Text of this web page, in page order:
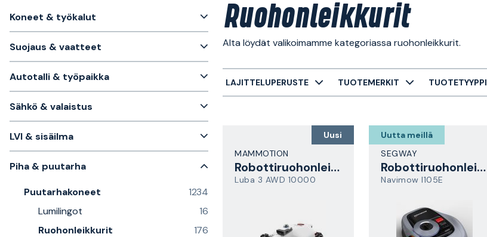
Koneet & työkalut
Suojaus & vaatteet
Autotalli & työpaikka
Sähkö & valaistus
LVI & sisäilma
Piha & puutarha
Puutarhakoneet
1234
Lumilingot
16
Ruohonleikkurit
176
Ruohonleikkurit
Alta löydät valikoimamme kategoriassa ruohonleikkurit.
LAJITTELUPERUSTE TUOTEMERKIT TUOTETYYPPI
Uusi
MAMMOTION
Robottiruohonleikkuri
Luba 3 AWD 10000
Uutta meillä
SEGWAY
Robottiruohonleikkuri
Navimow I105E